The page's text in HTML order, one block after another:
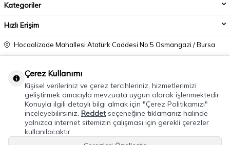
Kategoriler
Hızlı Erişim
Hocaalizade Mahallesi Atatürk Caddesi No:5 Osmangazi / Bursa
info@modacadiri.com
Çerez Kullanımı
Kişisel verileriniz ve çerez tercihleriniz, hizmetlerimizi
geliştirmek amacıyla mevzuata uygun olarak işlenmektedir.
Konuyla ilgili detaylı bilgi almak için "Çerez Politikamızı"
inceleyebilirsiniz. Reddetseçeneğine tıklamanız halinde
yalnızca internet sitemizin çalışması için gerekli çerezler
kullanılacaktır.